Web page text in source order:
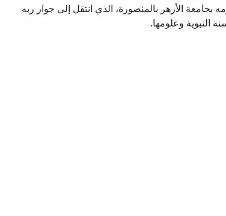
بجامعة الأزهر بالمنصورة، الذي انتقل إلى جوار ربه
النبوية وعلومها.